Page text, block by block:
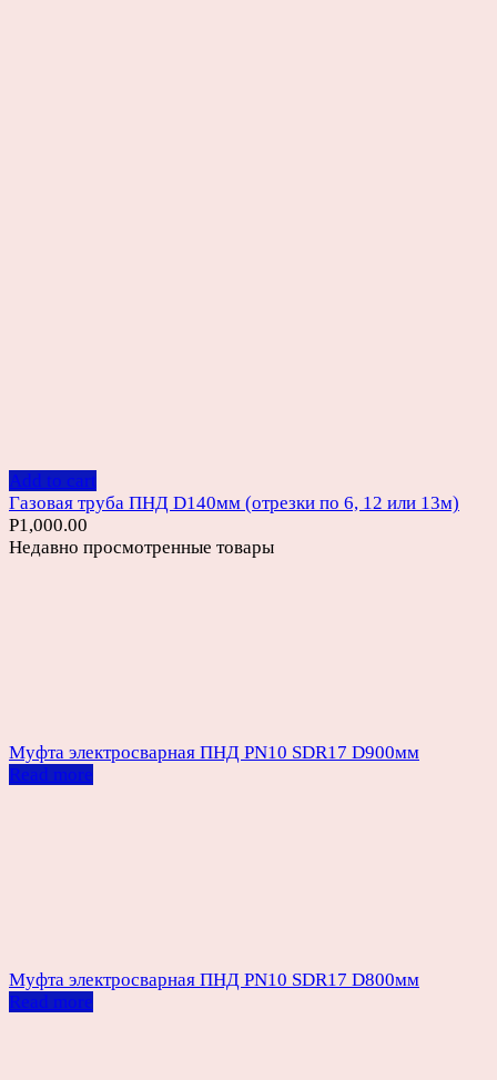
Add to cart
Газовая труба ПНД D140мм (отрезки по 6, 12 или 13м)
Р1,000.00
Недавно просмотренные товары
Муфта электросварная ПНД PN10 SDR17 D900мм
Read more
Муфта электросварная ПНД PN10 SDR17 D800мм
Read more